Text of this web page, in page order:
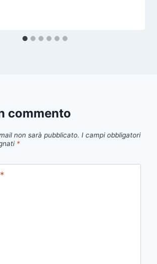
commento
non sarà pubblicato. I campi obbligatori
*
*